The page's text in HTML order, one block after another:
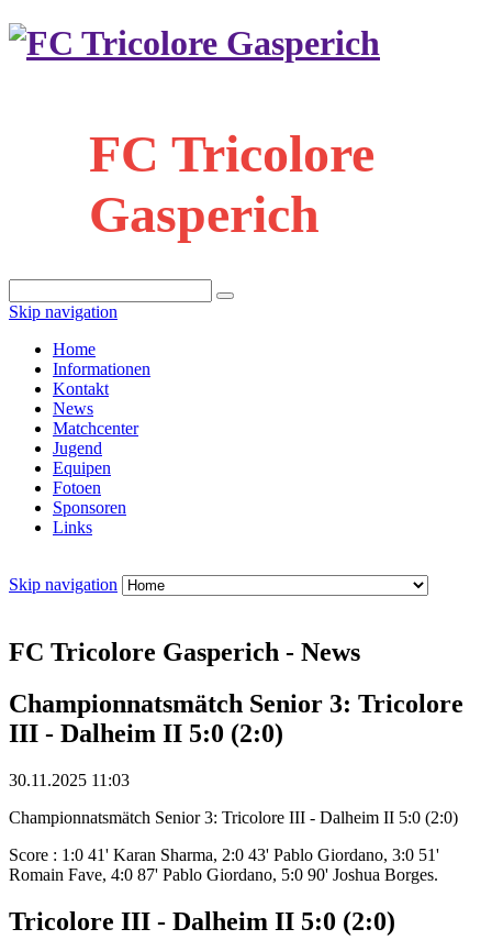
FC Tricolore
Gasperich
Skip navigation
Home
Informationen
Kontakt
News
Matchcenter
Jugend
Equipen
Fotoen
Sponsoren
Links
Skip navigation
FC Tricolore Gasperich - News
Championnatsmätch Senior 3: Tricolore
III - Dalheim II 5:0 (2:0)
30.11.2025 11:03
Championnatsmätch Senior 3: Tricolore III - Dalheim II 5:0 (2:0)
Score : 1:0 41' Karan Sharma, 2:0 43' Pablo Giordano, 3:0 51'
Romain Fave, 4:0 87' Pablo Giordano, 5:0 90' Joshua Borges.
Tricolore III - Dalheim II 5:0 (2:0)